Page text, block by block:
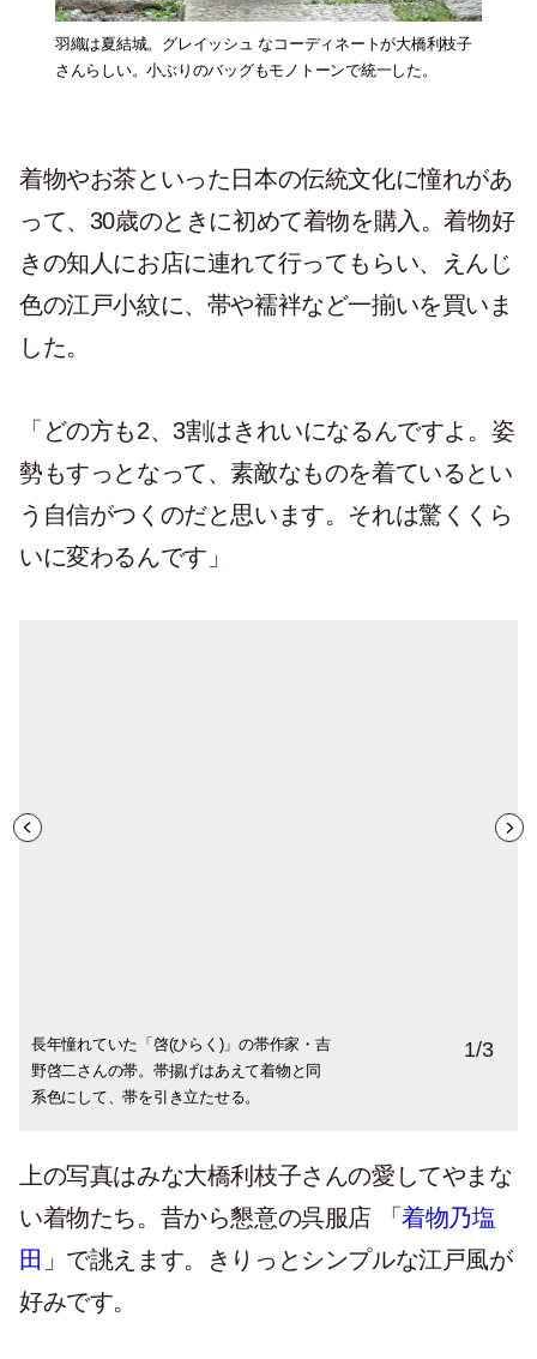
羽織は夏結城。グレイッシュ なコーディネートが大橋利枝子
さんらしい。小ぶりのバッグもモノトーンで統一した。
着物やお茶といった日本の伝統文化に憧れがあ
って、30歳のときに初めて着物を購入。着物好
きの知人にお店に連れて行ってもらい、えんじ
色の江戸小紋に、帯や襦袢など一揃いを買いま
した。
「どの方も2、3割はきれいになるんですよ。姿
勢もすっとなって、素敵なものを着ているとい
う自信がつくのだと思います。それは驚くくら
いに変わるんです」
長年憧れていた「啓(ひらく)」の帯作家・吉
野啓二さんの帯。帯揚げはあえて着物と同
系色にして、帯を引き立たせる。
「服部綴工房」の服部秀司さんによる、
「朝焼け」という名前の帯にお召を合わせ
て。帯締めも同系色の淡い紫色で。
こんな洒落た京友禅はなかなかない、と一
目惚れ。フォーマルにも使える銀箔の帯で
お茶事やパーティにも。
1/3
上の写真はみな大橋利枝子さんの愛してやまな
い着物たち。昔から懇意の呉服店 「着物乃塩
田 」で誂えます。きりっとシンプルな江戸風が
好みです。